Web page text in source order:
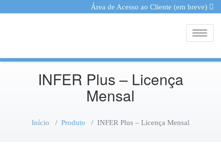
Área de Acesso ao Cliente (em breve)
INFER Plus – Licença
Mensal
Início / Produto / INFER Plus – Licença Mensal